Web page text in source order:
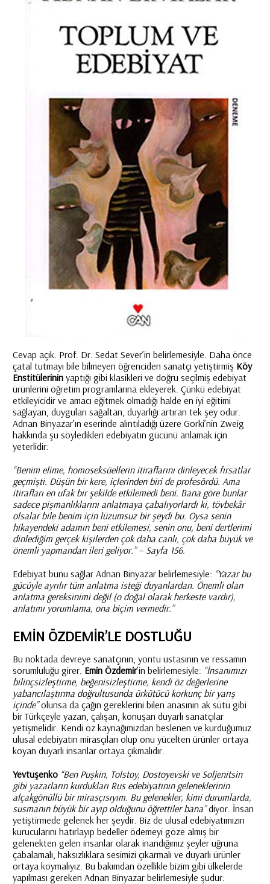
Cevap açık. Prof. Dr. Sedat Sever’in belirlemesiyle. Daha önce
çatal tutmayı bile bilmeyen öğrenciden sanatçı yetiştirmiş Köy
Enstitülerininyaptığı gibi klasikleri ve doğru seçilmiş edebiyat
ürünlerini öğretim programlarına ekleyerek. Çünkü edebiyat
etkileyicidir ve amacı eğitmek olmadığı halde en iyi eğitimi
sağlayan, duyguları sağaltan, duyarlığı artıran tek şey odur.
Adnan Binyazar’ın eserinde alıntıladığı üzere Gorki’nin Zweig
hakkında şu söyledikleri edebiyatın gücünü anlamak için
yeterlidir:
“Benim elime, homoseksüellerin itiraflarını dinleyecek fırsatlar
geçmişti. Düşün bir kere, içlerinden biri de profesördü. Ama
itirafları en ufak bir şekilde etkilemedi beni. Bana göre bunlar
sadece pişmanlıklarını anlatmaya çabalıyorlardı ki, tövbekâr
olsalar bile benim için lüzumsuz bir şeydi bu. Oysa senin
hikayendeki adamın beni etkilemesi, senin onu, beni dertlerimi
dinlediğim gerçek kişilerden çok daha canlı, çok daha büyük ve
önemli yapmandan ileri geliyor.” – Sayfa 156.
Edebiyat bunu sağlar Adnan Binyazar belirlemesiyle: “Yazar bu
gücüyle ayrılır tüm anlatma isteği duyanlardan. Önemli olan
anlatma gereksinimi değil (o doğal olarak herkeste vardır),
anlatımı yorumlama, ona biçim vermedir.”
EMİN ÖZDEMİR’LE DOSTLUĞU
Bu noktada devreye sanatçının, yontu ustasının ve ressamın
sorumluluğu girer. Emin Özdemir’in belirlemesiyle: “İnsanımızı
bilinçsizleştirme, beğenisizleştirme, kendi öz değerlerine
yabancılaştırma doğrultusunda ürkütücü korkunç bir yarış
içinde”olunsa da çağın gereklerini bilen anasının ak sütü gibi
bir Türkçeyle yazan, çalışan, konuşan duyarlı sanatçılar
yetişmelidir. Kendi öz kaynağımızdan beslenen ve kurduğumuz
ulusal edebiyatın mirasçıları olup onu yücelten ürünler ortaya
koyan duyarlı insanlar ortaya çıkmalıdır.
Yevtuşenko “Ben Puşkin, Tolstoy, Dostoyevski ve Soljenitsin
gibi yazarların kurdukları Rus edebiyatının geleneklerinin
alçakgönüllü bir mirasçısıyım. Bu gelenekler, kimi durumlarda,
susmanın büyük bir ayıp olduğunu öğrettiler bana”diyor. İnsan
yetiştirmede gelenek her şeydir. Biz de ulusal edebiyatımızın
kurucularını hatırlayıp bedeller ödemeyi göze almış bir
gelenekten gelen insanlar olarak inandığımız şeyler uğruna
çabalamalı, haksızlıklara sesimizi çıkarmalı ve duyarlı ürünler
ortaya koymalıyız. Bu bakımdan özellikle bizim gibi ülkelerde
yapılması gereken Adnan Binyazar belirlemesiyle şudur: